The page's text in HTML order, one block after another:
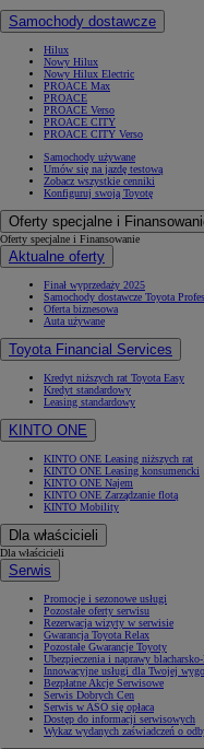
Samochody dostawcze
Hilux
Nowy Hilux
Nowy Hilux Electric
PROACE Max
PROACE
PROACE Verso
PROACE CITY
PROACE CITY Verso
Samochody używane
Umów się na jazdę testową
Zobacz wszystkie cenniki
Konfiguruj swoją Toyotę
Oferty specjalne i
Oferty specjalne i Finansowanie
Aktualne oferty
Finał wyprzedaży 2025
Samochody dostawcze Toyota
Oferta biznesowa
Auta używane
Toyota Financial Services
Kredyt niższych rat Toyota Easy
Kredyt standardowy
Leasing standardowy
KINTO ONE
KINTO ONE Leasing niższych rat
KINTO ONE Leasing konsumencki
KINTO ONE Najem
KINTO ONE Zarządzanie flotą
KINTO Mobility
Dla właścicieli
Dla właścicieli
Serwis
Promocje i sezonowe usługi
Pozostałe oferty serwisu
Rezerwacja wizyty w serwisie
Gwarancja Toyota Relax
Pozostałe Gwarancje Toyoty
Ubezpieczenia i naprawy
Innowacyjne usługi dla Twojej
Bezpłatne Akcje Serwisowe
Serwis Dobrych Cen
Serwis w ASO się opłaca
Dostęp do informacji serwisowych
Wykaz wydanych zaświadczeń o